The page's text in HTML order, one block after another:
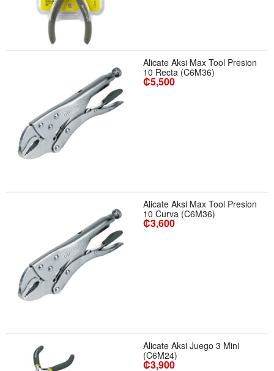
Alicate Aksi Max Tool Presion
10 Recta (C6M36)
₡5,500
Alicate Aksi Max Tool Presion
10 Curva (C6M36)
₡3,600
Alicate Aksi Juego 3 Mini
(C6M24)
₡3,900